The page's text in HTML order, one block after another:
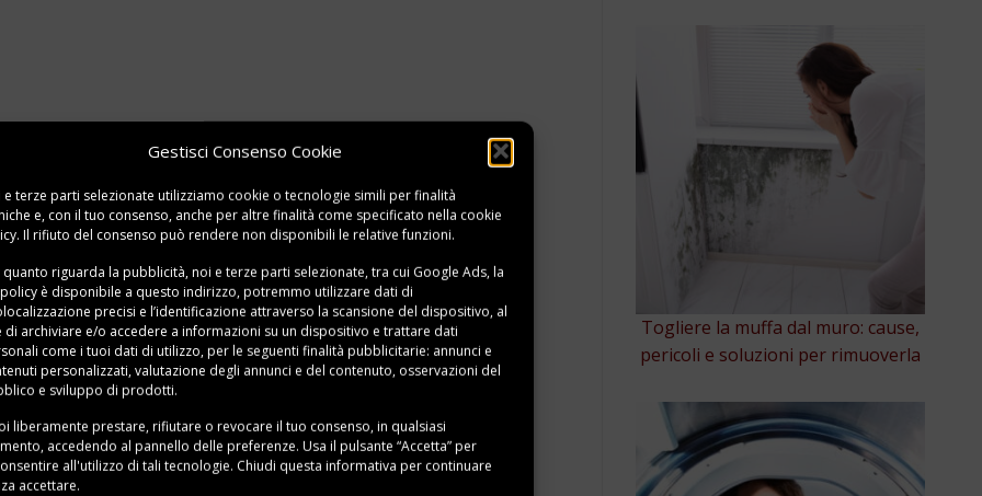
Gestisci Consenso Cookie
e terze parti selezionate utilizziamo cookie o tecnologie simili per finalità
e, con il tuo consenso, anche per altre finalità come specificato nella cookie
. Il rifiuto del consenso può rendere non disponibili le relative funzioni.
quanto riguarda la pubblicità, noi e terze parti selezionate, tra cui Google Ads, la
è disponibile a questo indirizzo, potremmo utilizzare dati di
precisi e l’identificazione attraverso la scansione del dispositivo, al
di archiviare e/o accedere a informazioni su un dispositivo e trattare dati
come i tuoi dati di utilizzo, per le seguenti finalità pubblicitarie: annunci e
personalizzati, valutazione degli annunci e del contenuto, osservazioni del
e sviluppo di prodotti.
liberamente prestare, rifiutare o revocare il tuo consenso, in qualsiasi
accedendo al pannello delle preferenze. Usa il pulsante “Accetta” per
all'utilizzo di tali tecnologie. Chiudi questa informativa per continuare
accettare.
Togliere la muffa dal muro: cause,
pericoli e soluzioni per rimuoverla